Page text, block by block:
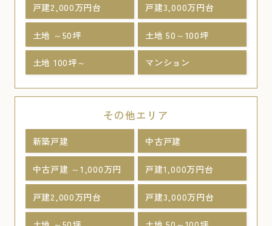
戸建2,000万円台 戸建3,000万円台
土地 ～50坪 土地 50～100坪
土地 100坪～ マンション
その他エリア
新築戸建 中古戸建
中古戸建 ～1,000万円 戸建1,000万円台
戸建2,000万円台 戸建3,000万円台